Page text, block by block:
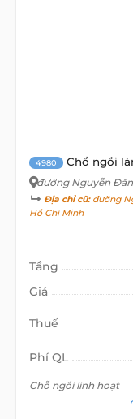
4980 Chổ ngồi
đường Nguyễn
Địa chỉ cũ:đường
Hồ Chí Minh
Tầng
Giá
Thuế
Phí QL
Chỗ ngồi linh hoạt